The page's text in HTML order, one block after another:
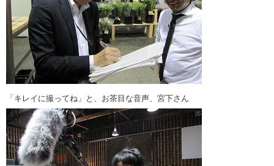
「キレイに撮ってね」と、お茶目な音声、宮下さん